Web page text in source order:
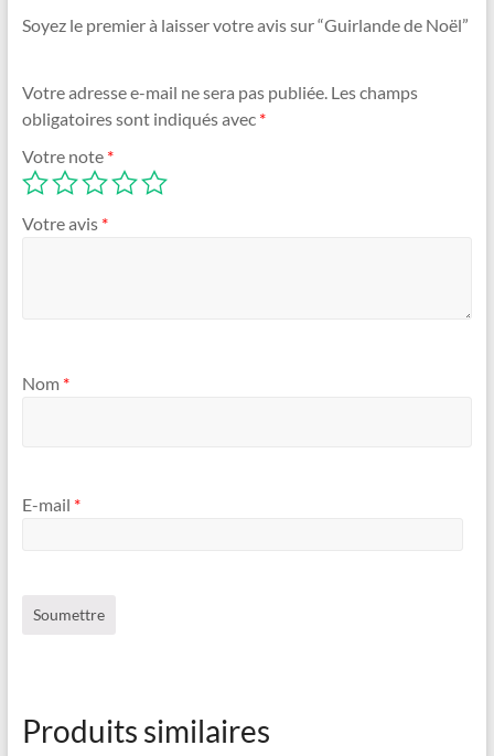
Soyez le premier à laisser votre avis sur “Guirlande de Noël”
Votre adresse e-mail ne sera pas publiée. Les champs
obligatoires sont indiqués avec *
Votre note *
Votre avis *
Nom *
E-mail *
Produits similaires